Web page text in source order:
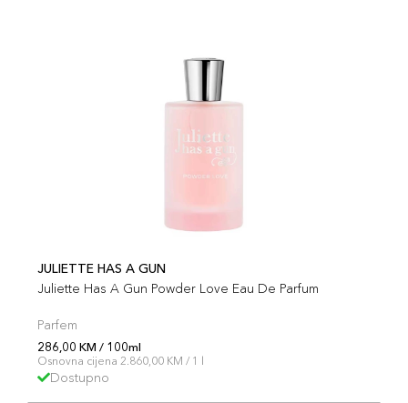
JULIETTE HAS A GUN
Juliette Has A Gun Powder Love Eau De Parfum
Parfem
286,00 KM / 100ml
Osnovna cijena 2.860,00 KM / 1 l
Dostupno